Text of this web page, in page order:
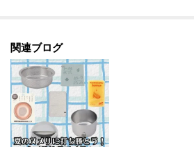
関連ブログ